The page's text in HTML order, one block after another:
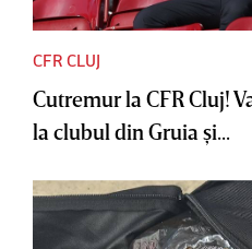
CFR CLUJ
Cutremur la CFR Cluj!
la clubul din Gruia şi...